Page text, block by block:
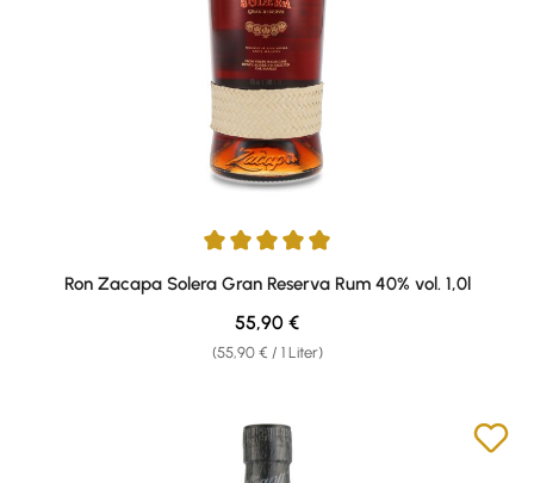
Durchschnittliche Bewertung von 4.92 von 5 Sternen
Ron Zacapa Solera Gran Reserva Rum 40% vol. 1,0l
(55,90 € / 1 Liter)
Regulärer Preis:
55,90 €